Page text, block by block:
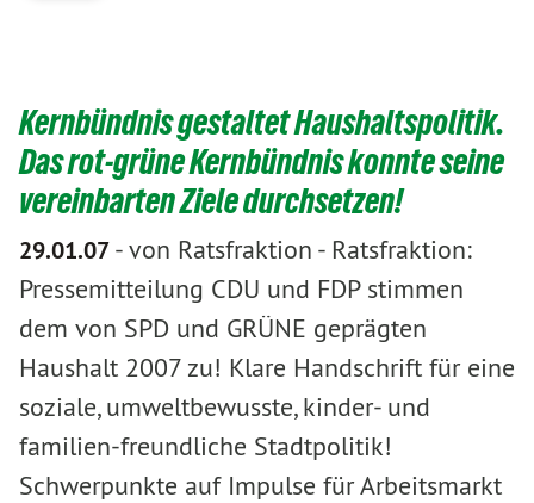
Kernbündnis gestaltet Haushaltspolitik.
Das rot-grüne Kernbündnis konnte seine
vereinbarten Ziele durchsetzen!
29.01.07-von Ratsfraktion - Ratsfraktion:
Pressemitteilung CDU und FDP stimmen
dem von SPD und GRÜNE geprägten
Haushalt 2007 zu! Klare Handschrift für eine
soziale, umweltbewusste, kinder- und
familien-freundliche Stadtpolitik!
Schwerpunkte auf Impulse für Arbeitsmarkt